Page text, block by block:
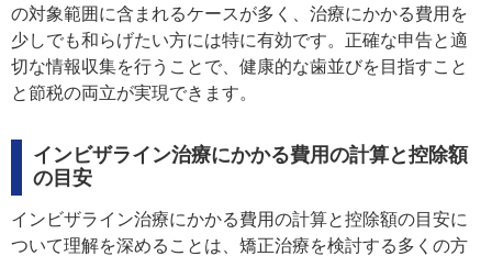
の対象範囲に含まれるケースが多く、治療にかかる費用を
少しでも和らげたい方には特に有効です。正確な申告と適
切な情報収集を行うことで、健康的な歯並びを目指すこと
と節税の両立が実現できます。
インビザライン治療にかかる費用の計算と控除額
の目安
インビザライン治療にかかる費用の計算と控除額の目安に
ついて理解を深めることは、矯正治療を検討する多くの方